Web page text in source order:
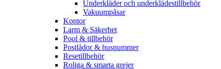
Underkläder och underklädestillbehör
Vakuumpåsar
Kontor
Larm & Säkerhet
Pool & tillbehör
Postlådor & husnummer
Resetillbehör
Roliga & smarta grejer